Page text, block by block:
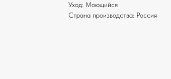
Уход: Моющийся
Страна производства: Россия